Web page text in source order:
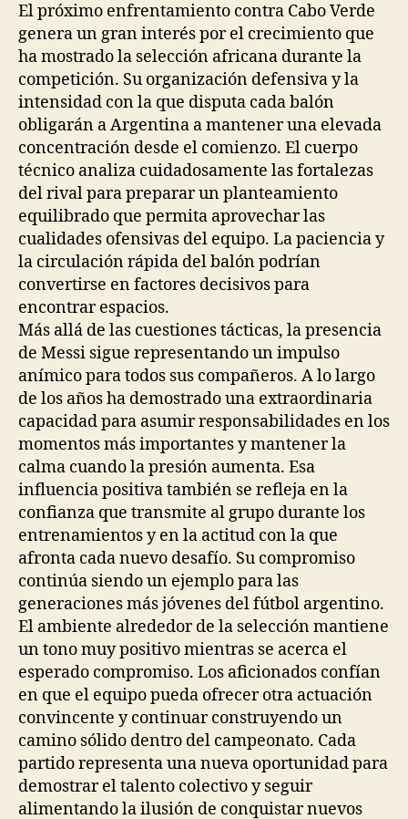
El próximo enfrentamiento contra Cabo Verde
genera un gran interés por el crecimiento que
ha mostrado la selección africana durante la
competición. Su organización defensiva y la
intensidad con la que disputa cada balón
obligarán a Argentina a mantener una elevada
concentración desde el comienzo. El cuerpo
técnico analiza cuidadosamente las fortalezas
del rival para preparar un planteamiento
equilibrado que permita aprovechar las
cualidades ofensivas del equipo. La paciencia y
la circulación rápida del balón podrían
convertirse en factores decisivos para
encontrar espacios.
Más allá de las cuestiones tácticas, la presencia
de Messi sigue representando un impulso
anímico para todos sus compañeros. A lo largo
de los años ha demostrado una extraordinaria
capacidad para asumir responsabilidades en los
momentos más importantes y mantener la
calma cuando la presión aumenta. Esa
influencia positiva también se refleja en la
confianza que transmite al grupo durante los
entrenamientos y en la actitud con la que
afronta cada nuevo desafío. Su compromiso
continúa siendo un ejemplo para las
generaciones más jóvenes del fútbol argentino.
El ambiente alrededor de la selección mantiene
un tono muy positivo mientras se acerca el
esperado compromiso. Los aficionados confían
en que el equipo pueda ofrecer otra actuación
convincente y continuar construyendo un
camino sólido dentro del campeonato. Cada
partido representa una nueva oportunidad para
demostrar el talento colectivo y seguir
alimentando la ilusión de conquistar nuevos